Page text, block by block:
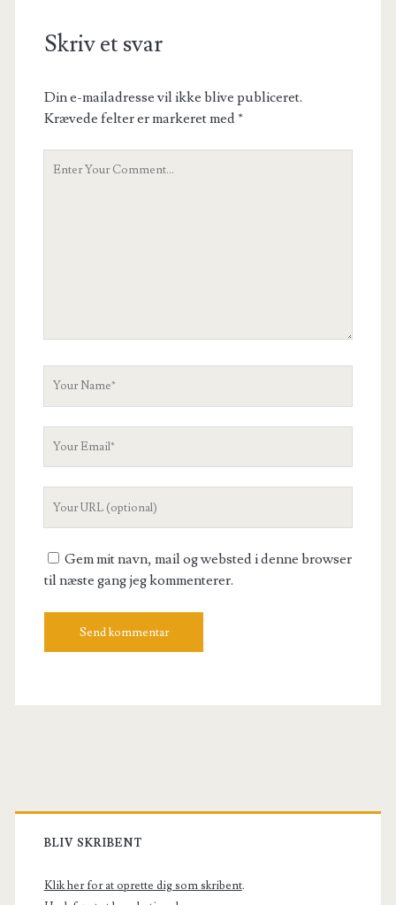
Skriv et svar
Din e-mailadresse vil ikke blive publiceret.
Krævede felter er markeret med*
Your
Gem mit navn, mail og websted i denne browser
til næste gang jeg kommenterer.
Primary
Sidebar
BLIV SKRIBENT
Klik her for at oprette dig som skribent.